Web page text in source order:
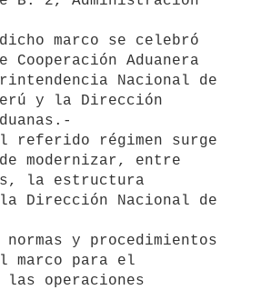
Cooperación Aduanera
Nacional de
y la Dirección
modernizar, entre
la estructura
Dirección Nacional de
marco para el
operaciones